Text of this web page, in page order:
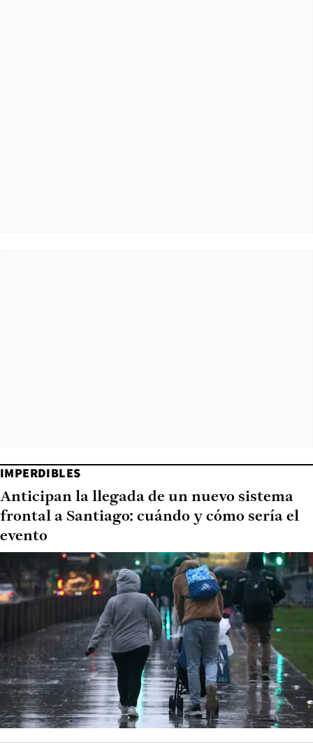
IMPERDIBLES
Anticipan la llegada de un nuevo sistema
frontal a Santiago: cuándo y cómo sería el
evento